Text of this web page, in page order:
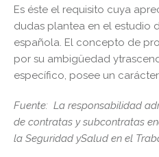
Es éste el requisito cuya
dudas plantea en el estudio
española. El concepto de
por su ambigüedad
específico, posee un
Fuente: La responsabilidad
de contratas y subcontratas
la Seguridad ySalud en el